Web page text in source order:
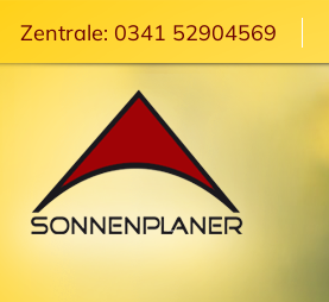
Zentrale: 0341 52904569